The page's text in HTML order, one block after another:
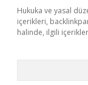
Hukuka ve yasal
içerikleri,
halinde, ilgili